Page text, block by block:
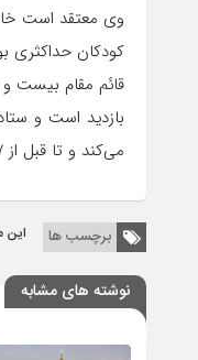
وی معتقد است
کودکان حداکثری
می‌کند و تا قبل از ۲۷ ماه مبارک رمضان به کار خود پایان خواهد داد.
برچسب ها این
نوشته های مشابه